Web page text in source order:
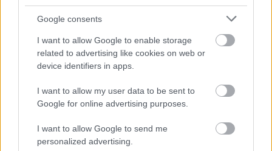
Google consents
I want to allow Google to enable storage
related to advertising like cookies on web or
device identifiers in apps.
I want to allow my user data to be sent to
Google for online advertising purposes.
I want to allow Google to send me
personalized advertising.
Környezetvédelem Lavór Rejtélyek